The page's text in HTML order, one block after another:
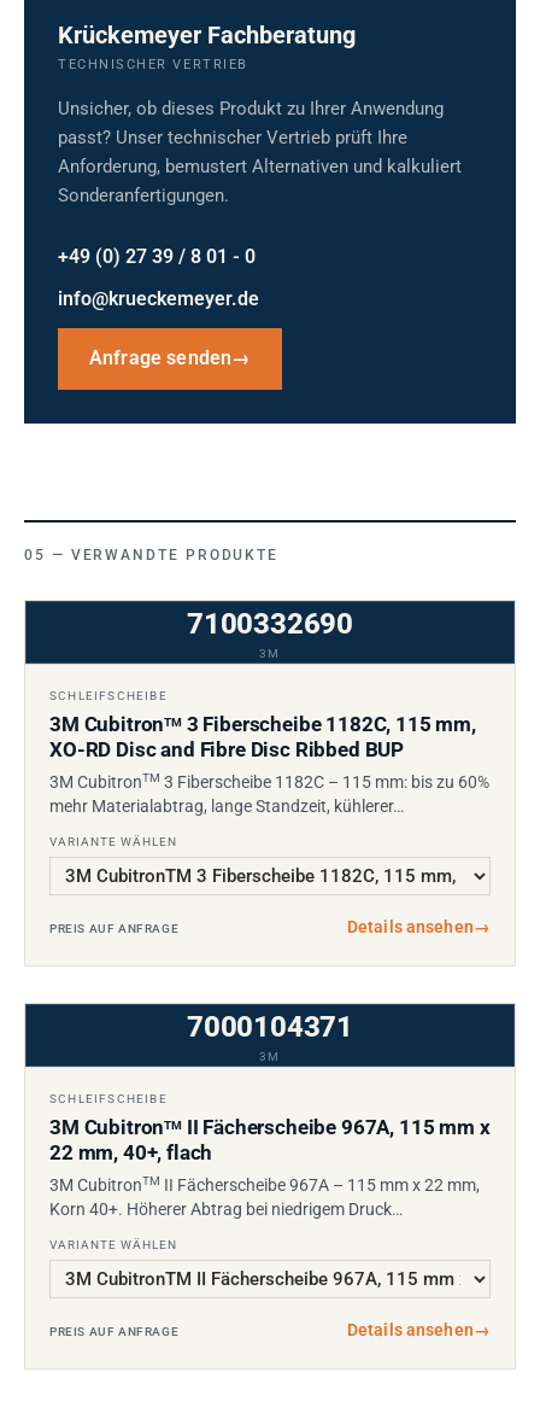
Krückemeyer Fachberatung
TECHNISCHER VERTRIEB
Unsicher, ob dieses Produkt zu Ihrer Anwendung
passt? Unser technischer Vertrieb prüft Ihre
Anforderung, bemustert Alternativen und kalkuliert
Sonderanfertigungen.
+49 (0) 27 39 / 8 01 - 0
info@krueckemeyer.de
Anfrage senden→
VERWANDTE PRODUKTE
7100332690
3M
SCHLEIFSCHEIBE
3M CubitronTM3 Fiberscheibe 1182C, 115 mm,
XO-RD Disc and Fibre Disc Ribbed BUP
3M CubitronTM 3 Fiberscheibe 1182C – 115 mm: bis zu 60%
mehr Materialabtrag, lange Standzeit, kühlerer…
VARIANTE WÄHLEN
PREIS AUF ANFRAGE Details ansehen→
7000104371
3M
SCHLEIFSCHEIBE
3M CubitronTMII Fächerscheibe 967A, 115 mm x
22 mm, 40+, flach
3M CubitronTM II Fächerscheibe 967A – 115 mm x 22 mm,
Korn 40+. Höherer Abtrag bei niedrigem Druck…
VARIANTE WÄHLEN
PREIS AUF ANFRAGE Details ansehen→